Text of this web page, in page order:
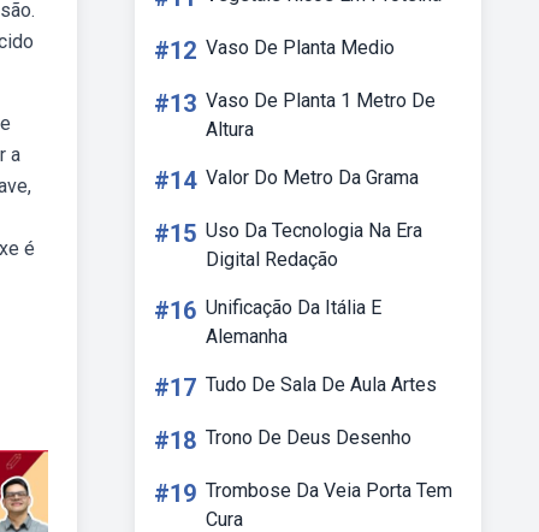
a
é
#12 Vaso De Planta Medio
#13 Vaso De Planta 1 Metro De
Altura
#14 Valor Do Metro Da Grama
#15 Uso Da Tecnologia Na Era
Digital Redação
#16 Unificação Da Itália E
Alemanha
#17 Tudo De Sala De Aula Artes
#18 Trono De Deus Desenho
#19 Trombose Da Veia Porta Tem
Cura